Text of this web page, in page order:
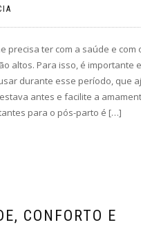
precisa ter com a saúde e com
altos. Para isso, é importante
durante esse período, que
antes e facilite a
para o pós-parto é […]
CONFORTO E